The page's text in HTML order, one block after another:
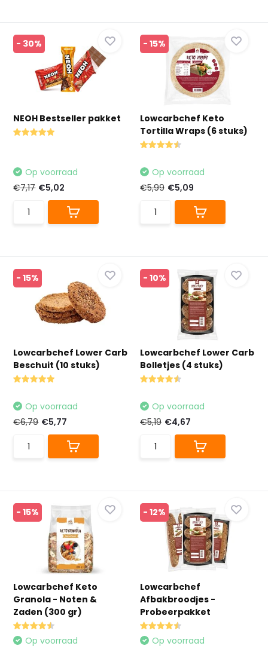
- 30%
NEOH Bestseller pakket
Op voorraad
€7,17 €5,02
- 15%
Lowcarbchef Keto
Tortilla Wraps (6 stuks)
Op voorraad
€5,99 €5,09
- 15%
Lowcarbchef Lower Carb
Beschuit (10 stuks)
Op voorraad
€6,79 €5,77
- 10%
Lowcarbchef Lower Carb
Bolletjes (4 stuks)
Op voorraad
€5,19 €4,67
- 15%
Lowcarbchef Keto
Granola - Noten &
Zaden (300 gr)
Op voorraad
- 12%
Lowcarbchef
Afbakbroodjes -
Probeerpakket
Op voorraad